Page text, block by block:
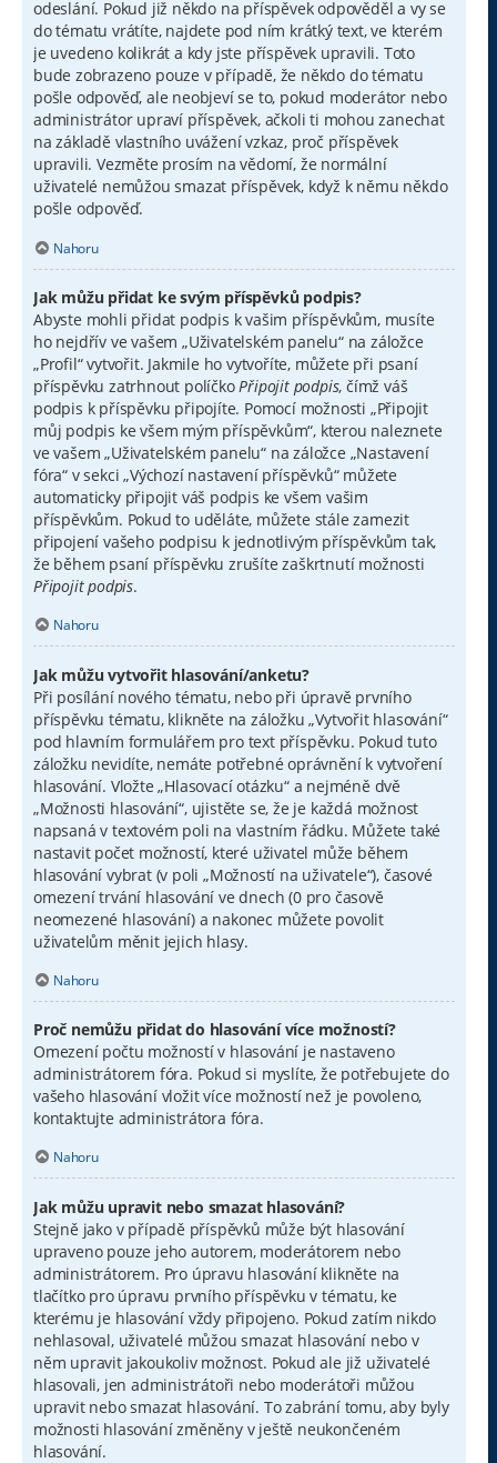
odeslání. Pokud již někdo na příspěvek odpověděl a vy se
do tématu vrátíte, najdete pod ním krátký text, ve kterém
je uvedeno kolikrát a kdy jste příspěvek upravili. Toto
bude zobrazeno pouze v případě, že někdo do tématu
pošle odpověď, ale neobjeví se to, pokud moderátor nebo
administrátor upraví příspěvek, ačkoli ti mohou zanechat
na základě vlastního uvážení vzkaz, proč příspěvek
upravili. Vezměte prosím na vědomí, že normální
uživatelé nemůžou smazat příspěvek, když k němu někdo
pošle odpověď.
Nahoru
Jak můžu přidat ke svým příspěvků podpis?
Abyste mohli přidat podpis k vašim příspěvkům, musíte
ho nejdřív ve vašem „Uživatelském panelu“ na záložce
„Profil“ vytvořit. Jakmile ho vytvoříte, můžete při psaní
příspěvku zatrhnout políčkoPřipojit podpis, čímž váš
podpis k příspěvku připojíte. Pomocí možnosti „Připojit
můj podpis ke všem mým příspěvkům“, kterou naleznete
ve vašem „Uživatelském panelu“ na záložce „Nastavení
fóra“ v sekci „Výchozí nastavení příspěvků“ můžete
automaticky připojit váš podpis ke všem vašim
příspěvkům. Pokud to uděláte, můžete stále zamezit
připojení vašeho podpisu k jednotlivým příspěvkům tak,
že během psaní příspěvku zrušíte zaškrtnutí možnosti
Připojit podpis.
Nahoru
Jak můžu vytvořit hlasování/anketu?
Při posílání nového tématu, nebo při úpravě prvního
příspěvku tématu, klikněte na záložku „Vytvořit hlasování“
pod hlavním formulářem pro text příspěvku. Pokud tuto
záložku nevidíte, nemáte potřebné oprávnění k vytvoření
hlasování. Vložte „Hlasovací otázku“ a nejméně dvě
„Možnosti hlasování“, ujistěte se, že je každá možnost
napsaná v textovém poli na vlastním řádku. Můžete také
nastavit počet možností, které uživatel může během
hlasování vybrat (v poli „Možností na uživatele“), časové
omezení trvání hlasování ve dnech (0 pro časově
neomezené hlasování) a nakonec můžete povolit
uživatelům měnit jejich hlasy.
Nahoru
Proč nemůžu přidat do hlasování více možností?
Omezení počtu možností v hlasování je nastaveno
administrátorem fóra. Pokud si myslíte, že potřebujete do
vašeho hlasování vložit více možností než je povoleno,
kontaktujte administrátora fóra.
Nahoru
Jak můžu upravit nebo smazat hlasování?
Stejně jako v případě příspěvků může být hlasování
upraveno pouze jeho autorem, moderátorem nebo
administrátorem. Pro úpravu hlasování klikněte na
tlačítko pro úpravu prvního příspěvku v tématu, ke
kterému je hlasování vždy připojeno. Pokud zatím nikdo
nehlasoval, uživatelé můžou smazat hlasování nebo v
něm upravit jakoukoliv možnost. Pokud ale již uživatelé
hlasovali, jen administrátoři nebo moderátoři můžou
upravit nebo smazat hlasování. To zabrání tomu, aby byly
možnosti hlasování změněny v ještě neukončeném
hlasování.